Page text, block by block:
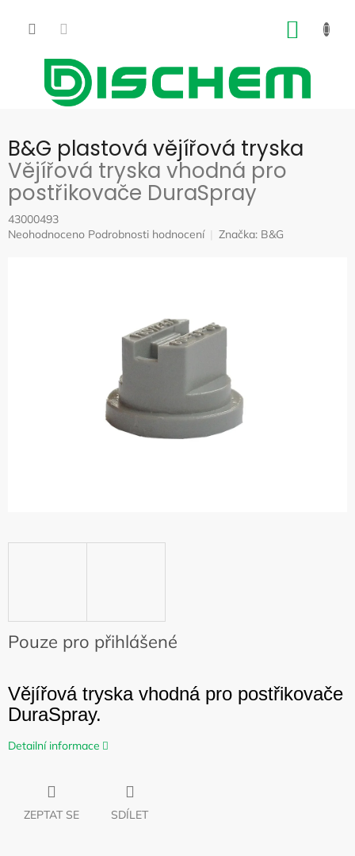
obsah
B&G plastová vějířová tryska
Vějířová tryska vhodná pro
postřikovače DuraSpray
43000493
Průměrné
Neohodnoceno Podrobnosti hodnocení Značka: B&G
Pouze pro přihlášené
Vějířová tryska vhodná pro postřikovače
DuraSpray.
Detailní informace
ZEPTAT SE SDÍLET